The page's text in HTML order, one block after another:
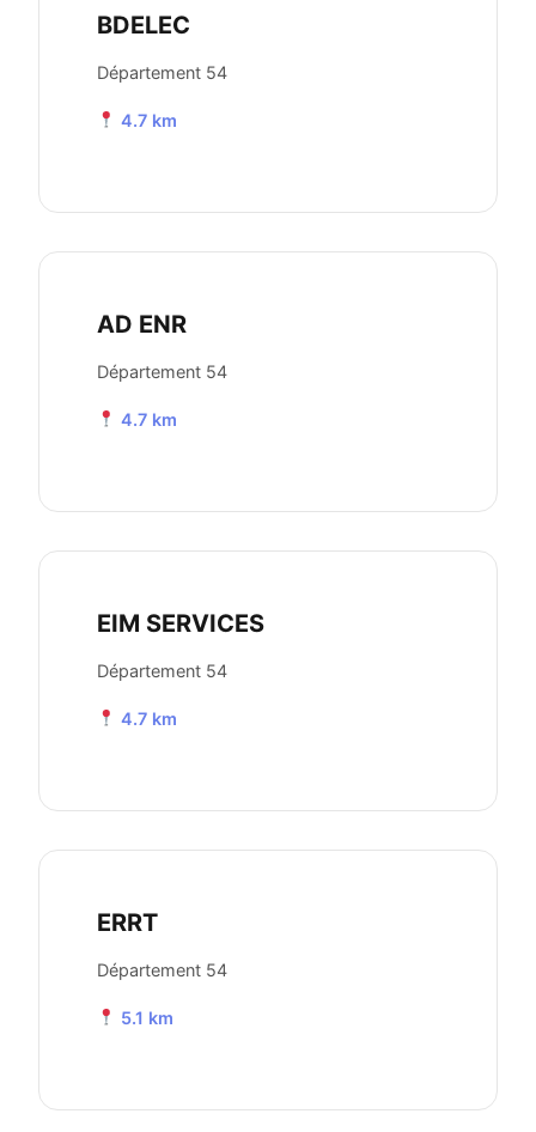
BDELEC
Département 54
4.7 km
AD ENR
Département 54
4.7 km
EIM SERVICES
Département 54
4.7 km
ERRT
Département 54
5.1 km